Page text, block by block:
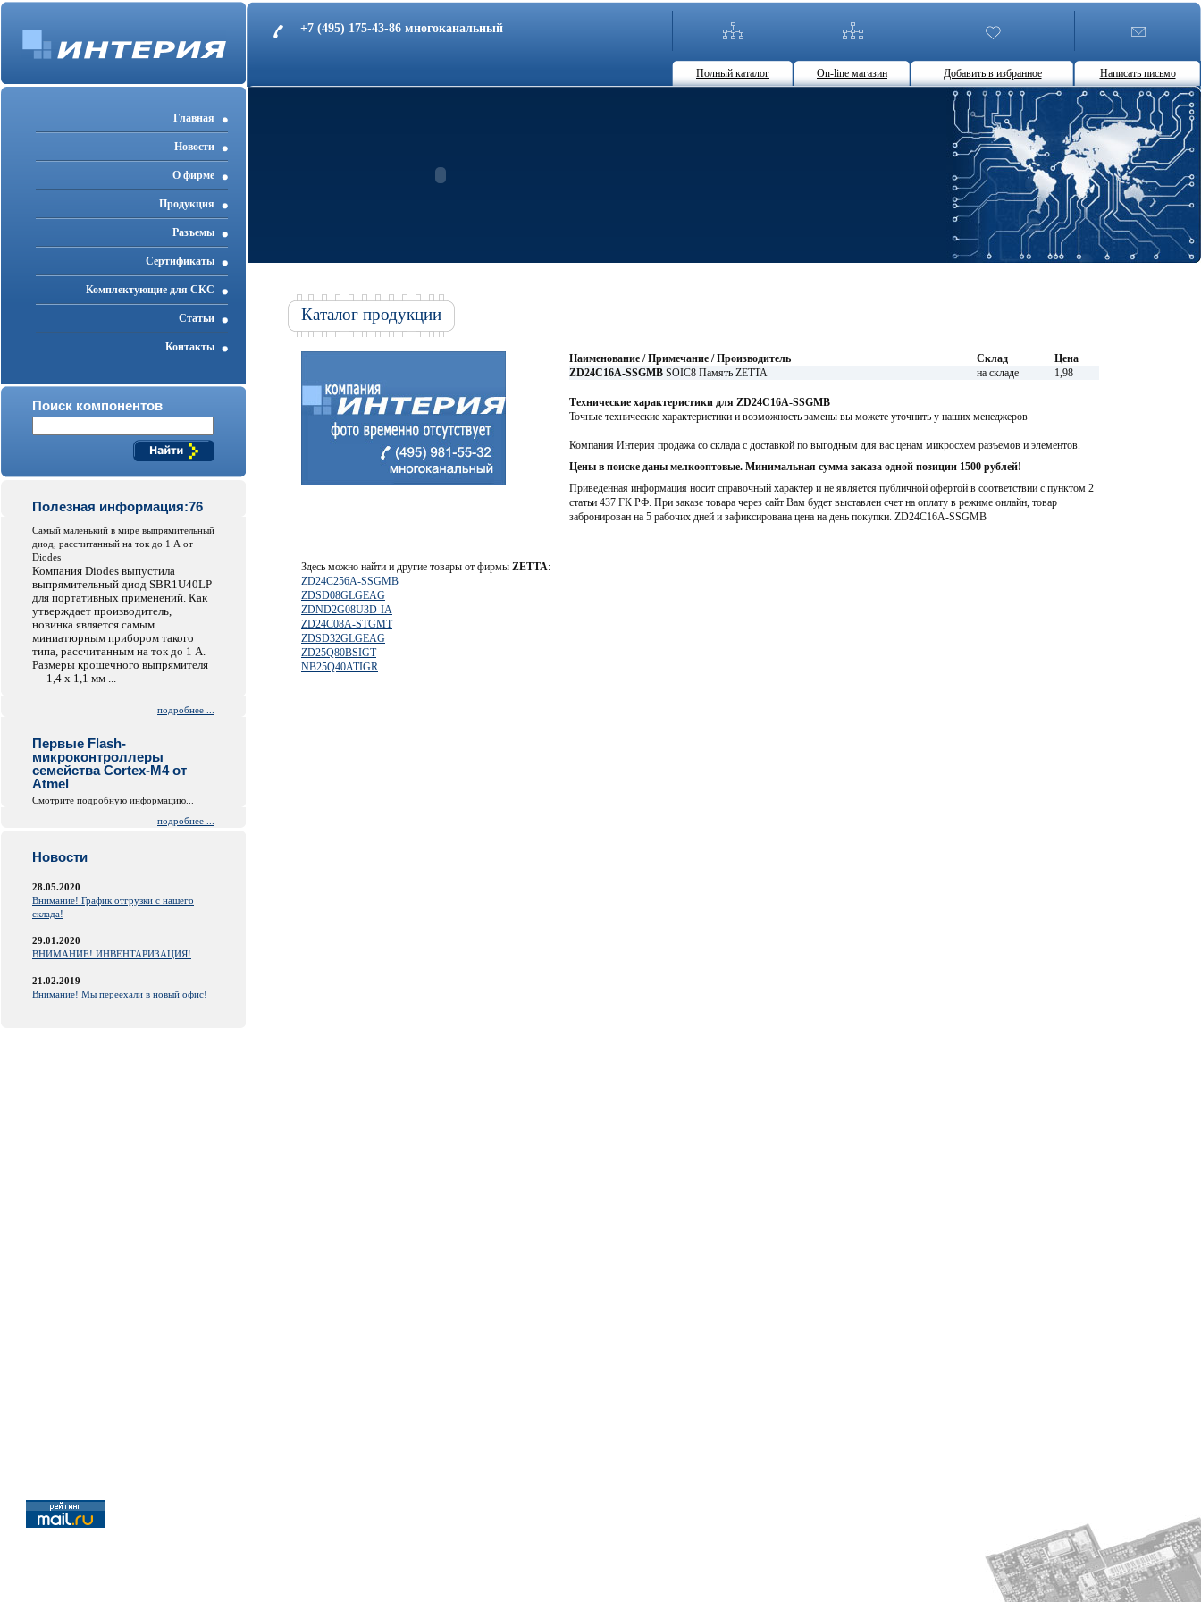
+7 (495) 175-43-86 многоканальный
Полный каталог On-line магазин Добавить в избранное Написать письмо
Главная
Новости
О фирме
Продукция
Разъемы
Cертификаты
Комплектующие для СКС
Статьи
Контакты
Поиск компонентов
Полезная информация:76
Самый маленький в мире выпрямительный
диод, рассчитанный на ток до 1 А от
Diodes
Компания Diodes выпустила
выпрямительный диод SBR1U40LP
для портативных применений. Как
утверждает производитель,
новинка является самым
миниатюрным прибором такого
типа, рассчитанным на ток до 1 А.
Размеры крошечного выпрямителя
— 1,4 x 1,1 мм ...
подробнее ...
Первые Flash-
микроконтроллеры
семейства Cortex-M4 от
Atmel
Смотрите подробную информацию...
подробнее ...
Новости
28.05.2020
Внимание! График отгрузки с нашего
склада!
29.01.2020
ВНИМАНИЕ! ИНВЕНТАРИЗАЦИЯ!
21.02.2019
Внимание! Мы переехали в новый офис!
Каталог продукции
Наименование / Примечание / Производитель Склад
Цена
ZD24C16A-SSGMB SOIC8 Память ZETTA на складе 1,98
Технические характеристики для ZD24C16A-SSGMB
Точные технические характеристики и возможность замены вы можете уточнить у наших менеджеров
Компания Интерия продажа со склада с доставкой по выгодным для вас ценам микросхем разъемов и элементов.
Цены в поиске даны мелкооптовые. Минимальная сумма заказа одной позиции 1500 рублей!
Приведенная информация носит справочный характер и не является публичной офертой в соответствии с пунктом 2
статьи 437 ГК РФ. При заказе товара через сайт Вам будет выставлен счет на оплату в режиме онлайн, товар
забронирован на 5 рабочих дней и зафиксирована цена на день покупки. ZD24C16A-SSGMB
Здесь можно найти и другие товары от фирмы ZETTA:
ZD24C256A-SSGMB
ZDSD08GLGEAG
ZDND2G08U3D-IA
ZD24C08A-STGMT
ZDSD32GLGEAG
ZD25Q80BSIGT
NB25Q40ATIGR